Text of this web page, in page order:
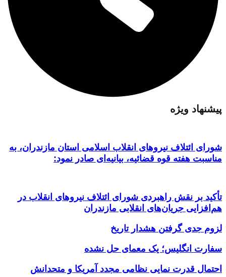
پیشنهاد ویژه
شورای ائتلاف نیروهای انقلاب اسلامی استان مازندران، به
مناسبت هفته قوه قضائیه، بیانیه‌ای صادر نمود:
تأکید بر نقش راهبردی شورای ائتلاف نیروهای انقلاب در
هم‌افزایی جریان‌های انقلابی مازندران
لزوم جدی گرفتن هشدار تاریخ
سفارت انگلیس؛ یک معمای حل نشده
احتمال قدرت نمایی نظامی مجدد آمریکا و متحدانش